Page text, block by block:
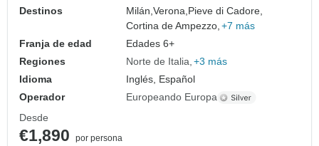
Destinos
Milán,Verona,Pieve di Cadore,
Cortina de Ampezzo, +7 más
Franja de edad
Edades 6+
Regiones
Norte de Italia +3 más
Idioma
Inglés, Español
Operador
Europeando Europa
Desde
€1,890
por persona